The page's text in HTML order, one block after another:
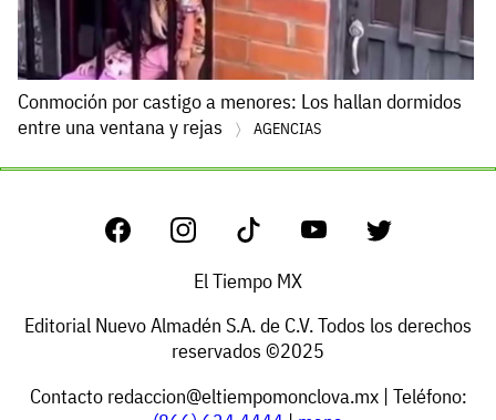
Conmoción por castigo a menores: Los hallan dormidos
entre una ventana y rejas
AGENCIAS
El Tiempo MX
Editorial Nuevo Almadén S.A. de C.V. Todos los derechos
reservados ©2025
Contacto redaccion@eltiempomonclova.mx| Teléfono: